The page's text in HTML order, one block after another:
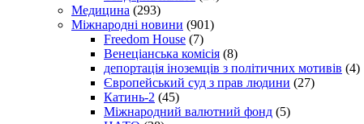
Медицина (293)
Міжнародні новини (901)
Freedom House (7)
Венеціанська комісія (8)
депортація іноземців з політичних мотивів (4)
Європейський суд з прав людини (27)
Катинь-2 (45)
Міжнародний валютний фонд (5)